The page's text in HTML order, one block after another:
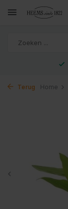
Terug Home